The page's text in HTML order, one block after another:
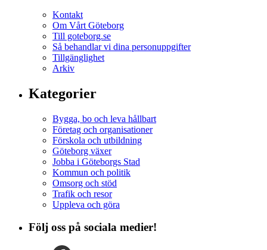
Kontakt
Om Vårt Göteborg
Till goteborg.se
Så behandlar vi dina personuppgifter
Tillgänglighet
Arkiv
Kategorier
Bygga, bo och leva hållbart
Företag och organisationer
Förskola och utbildning
Göteborg växer
Jobba i Göteborgs Stad
Kommun och politik
Omsorg och stöd
Trafik och resor
Uppleva och göra
Följ oss på sociala medier!